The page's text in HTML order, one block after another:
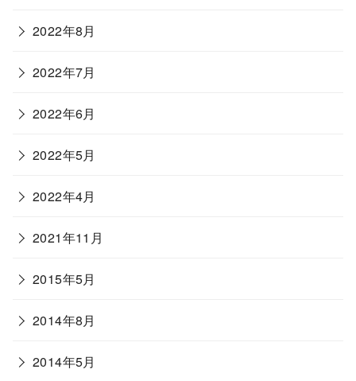
2022年8月
2022年7月
2022年6月
2022年5月
2022年4月
2021年11月
2015年5月
2014年8月
2014年5月